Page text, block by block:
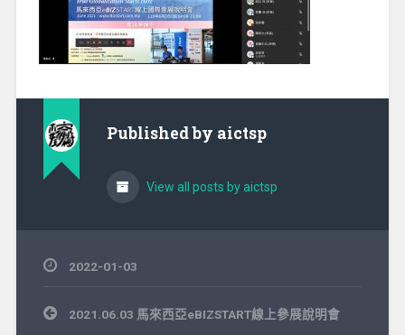
Published by aictsp
View all posts by aictsp
2022-01-03
文
章
2021.06.03 馬來西亞eBIZSTART線上參展說明會